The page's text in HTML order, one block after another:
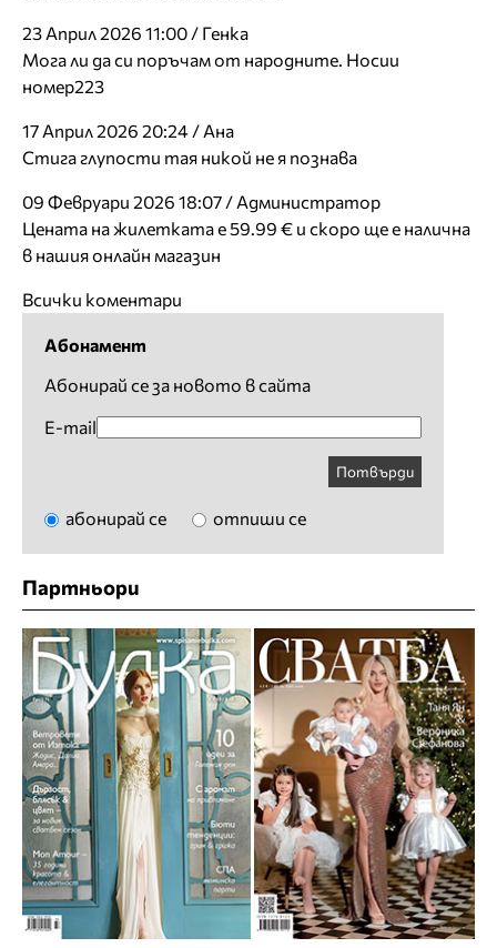
23 Април 2026 11:00 / Генка
Мога ли да си поръчам от народните. Носии
номер223
17 Април 2026 20:24 / Ана
Стига глупости тая никой не я познава
09 Февруари 2026 18:07 / Администратор
Цената на жилетката е 59.99 € и скоро ще е налична
в нашия онлайн магазин
Всички коментари
Абонамент
Абонирай се за новото в сайта
E-mail
Потвърди
абонирай се отпиши се
Партньори